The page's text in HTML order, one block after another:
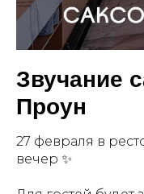
Звучание
Проун
27 февраля в
вечер ✨